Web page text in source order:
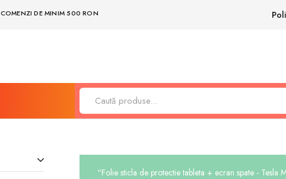
DE MINIM 500 RON
“Folie sticla de protectie tableta + ecran spate - Tesla